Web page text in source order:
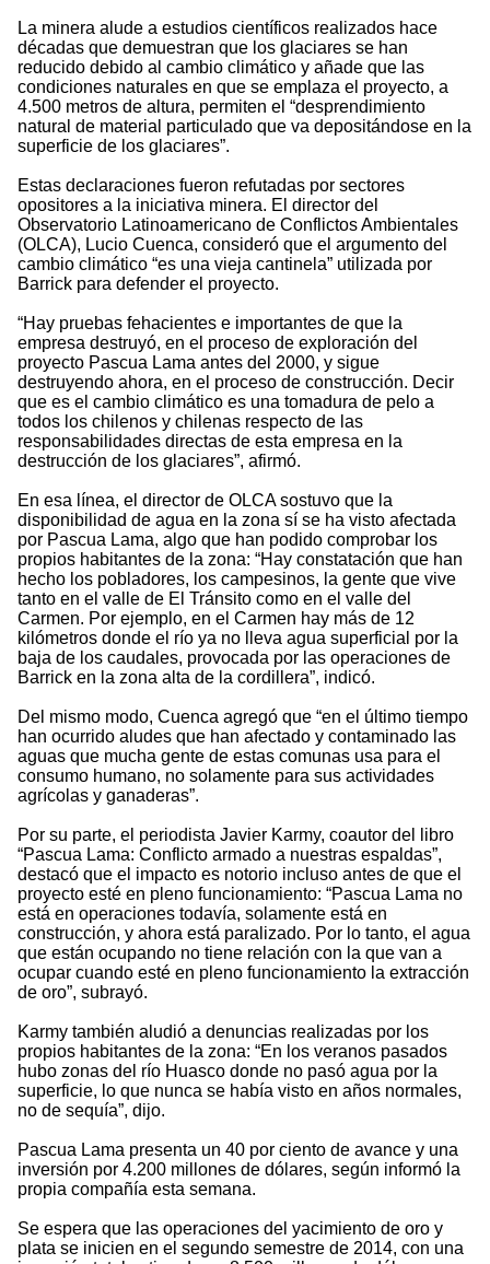
La minera alude a estudios científicos realizados hace
décadas que demuestran que los glaciares se han
reducido debido al cambio climático y añade que las
condiciones naturales en que se emplaza el proyecto, a
4.500 metros de altura, permiten el “desprendimiento
natural de material particulado que va depositándose en la
superficie de los glaciares”.
Estas declaraciones fueron refutadas por sectores
opositores a la iniciativa minera. El director del
Observatorio Latinoamericano de Conflictos Ambientales
(OLCA), Lucio Cuenca, consideró que el argumento del
cambio climático “es una vieja cantinela” utilizada por
Barrick para defender el proyecto.
“Hay pruebas fehacientes e importantes de que la
empresa destruyó, en el proceso de exploración del
proyecto Pascua Lama antes del 2000, y sigue
destruyendo ahora, en el proceso de construcción. Decir
que es el cambio climático es una tomadura de pelo a
todos los chilenos y chilenas respecto de las
responsabilidades directas de esta empresa en la
destrucción de los glaciares”, afirmó.
En esa línea, el director de OLCA sostuvo que la
disponibilidad de agua en la zona sí se ha visto afectada
por Pascua Lama, algo que han podido comprobar los
propios habitantes de la zona: “Hay constatación que han
hecho los pobladores, los campesinos, la gente que vive
tanto en el valle de El Tránsito como en el valle del
Carmen. Por ejemplo, en el Carmen hay más de 12
kilómetros donde el río ya no lleva agua superficial por la
baja de los caudales, provocada por las operaciones de
Barrick en la zona alta de la cordillera”, indicó.
Del mismo modo, Cuenca agregó que “en el último tiempo
han ocurrido aludes que han afectado y contaminado las
aguas que mucha gente de estas comunas usa para el
consumo humano, no solamente para sus actividades
agrícolas y ganaderas”.
Por su parte, el periodista Javier Karmy, coautor del libro
“Pascua Lama: Conflicto armado a nuestras espaldas”,
destacó que el impacto es notorio incluso antes de que el
proyecto esté en pleno funcionamiento: “Pascua Lama no
está en operaciones todavía, solamente está en
construcción, y ahora está paralizado. Por lo tanto, el agua
que están ocupando no tiene relación con la que van a
ocupar cuando esté en pleno funcionamiento la extracción
de oro”, subrayó.
Karmy también aludió a denuncias realizadas por los
propios habitantes de la zona: “En los veranos pasados
hubo zonas del río Huasco donde no pasó agua por la
superficie, lo que nunca se había visto en años normales,
no de sequía”, dijo.
Pascua Lama presenta un 40 por ciento de avance y una
inversión por 4.200 millones de dólares, según informó la
propia compañía esta semana.
Se espera que las operaciones del yacimiento de oro y
plata se inicien en el segundo semestre de 2014, con una